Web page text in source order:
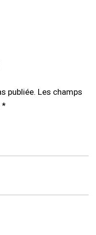
publiée. Les champs
*